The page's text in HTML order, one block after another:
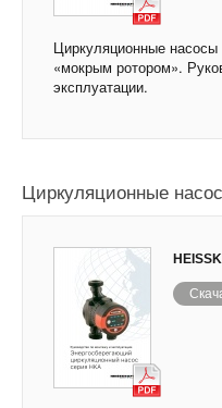
Циркуляционные
«мокрым ротором».
эксплуатации.
Циркуляционные